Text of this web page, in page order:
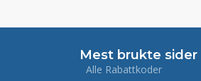
Mest brukte sider
Alle Rabattkoder